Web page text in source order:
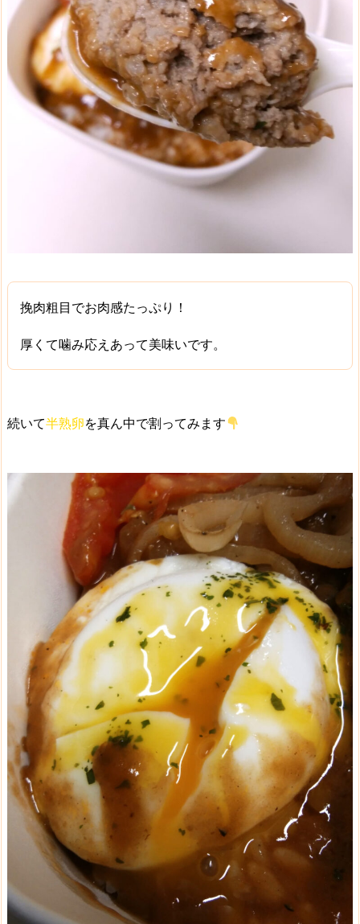
挽肉粗目でお肉感たっぷり ！
厚くて噛み応えあって美味いです。
続いて半熟卵を真ん中で割ってみます